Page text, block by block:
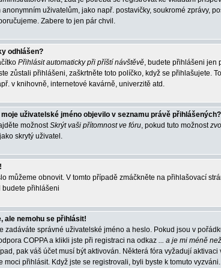
uživatelům, jako např. postavičky, soukromé zprávy,
Zabere to jen pár chvil.
odhlášen?
Přihlásit automaticky při příští návštěvě, budete přihlášeni jen
zůstali přihlášeni, zaškrtněte toto políčko, když se přihlašujete.
v knihovně, internetové kavárně, univerzitě atd.
uživatelské jméno objevilo v seznamu právě přihlášených?
možnostSkrýt vaši přítomnost ve fóru, pokud tuto možnost
skrytý uživatel.
můžeme obnovit. V tomto případě zmáčkněte na přihlašovací
budete přihlášeni
ale nemohu se přihlásit!
zadáváte správné uživatelské jméno a heslo. Pokud jsou v
COPPA a klikli jste při registraci na odkaz ... a je mi méně
pak váš účet musí být aktivován. Některá fóra vyžadují
moci přihlásit. Když jste se registrovali, byli byste k tomuto